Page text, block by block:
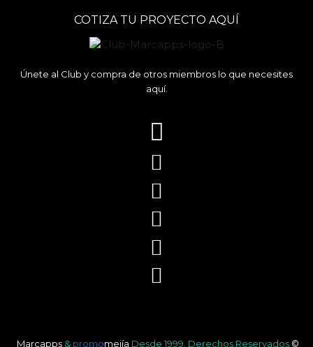
COTIZA TU PROYECTO AQUÍ
Únete al Club y compra de otros miembros lo que necesites
aquí.
Marcapps & promomejía Desde 1999. Derechos Reservados ©